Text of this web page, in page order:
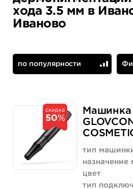
по популярности
хода 3.5 мм в
Иваново
скидка
50%
Машинка
тип
назначение
цвет
тип